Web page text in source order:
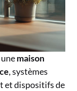
maison
, systèmes
et dispositifs de